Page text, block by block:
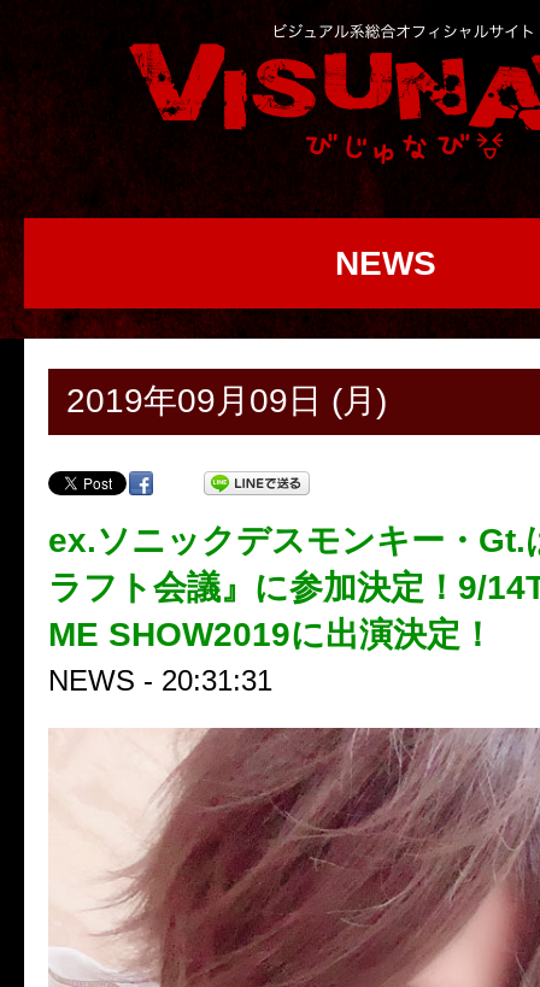
NEWS
2019年09月09日 (月)
ex.ソニックデスモンキー・Gt.
ラフト会議』に参加決定！9/
ME SHOW2019に出演決定！
NEWS - 20:31:31